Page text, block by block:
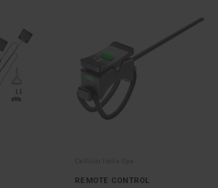
REMOTE CONTROL